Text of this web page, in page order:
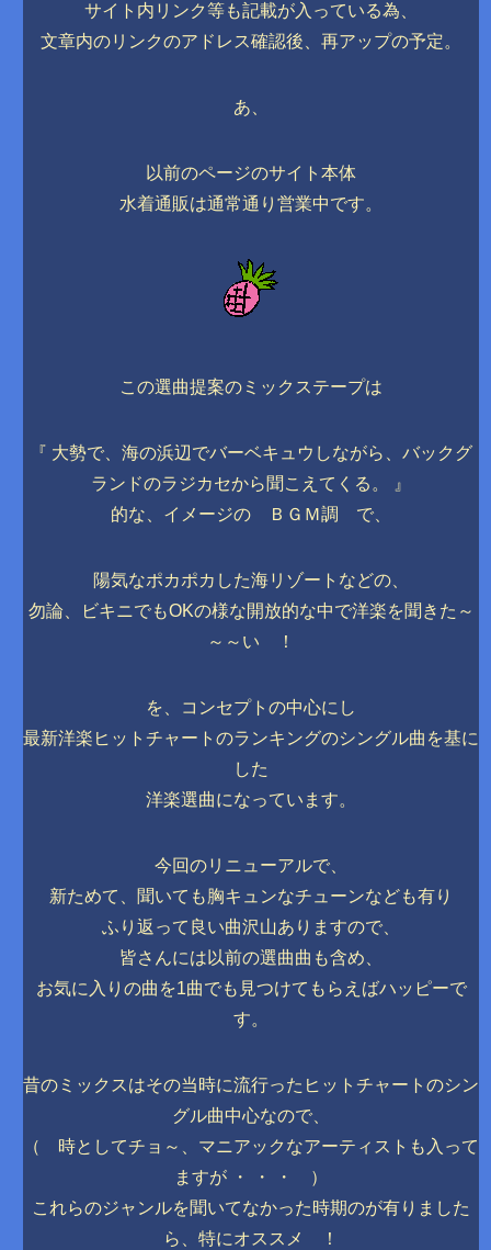
サイト内リンク等も記載が入っている為、
文章内のリンクのアドレス確認後、再アップの予定。
あ、
以前のページのサイト本体
水着通販は通常通り営業中です。
この選曲提案のミックステープは
『 大勢で、海の浜辺でバーベキュウしながら、バックグ
ランドのラジカセから聞こえてくる。 』
的な、イメージの ＢＧＭ調 で、
陽気なポカポカした海リゾートなどの、
勿論、ビキニでもOKの様な開放的な中で洋楽を聞きた～
～～い ！
を、コンセプトの中心にし
最新洋楽ヒットチャートのランキングのシングル曲を基に
した
洋楽選曲になっています。
今回のリニューアルで、
新ためて、聞いても胸キュンなチューンなども有り
ふり返って良い曲沢山ありますので、
皆さんには以前の選曲曲も含め、
お気に入りの曲を1曲でも見つけてもらえばハッピーで
す。
昔のミックスはその当時に流行ったヒットチャートのシン
グル曲中心なので、
（ 時としてチョ～、マニアックなアーティストも入って
ますが ・ ・ ・ ）
これらのジャンルを聞いてなかった時期のが有りました
ら、特にオススメ ！